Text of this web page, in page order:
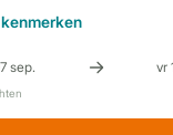
kenmerken